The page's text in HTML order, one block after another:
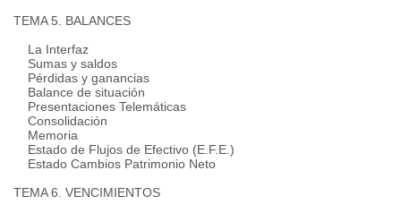
TEMA 5. BALANCES
La Interfaz
Sumas y saldos
Pérdidas y ganancias
Balance de situación
Presentaciones Telemáticas
Consolidación
Memoria
Estado de Flujos de Efectivo (E.F.E.)
Estado Cambios Patrimonio Neto
TEMA 6. VENCIMIENTOS